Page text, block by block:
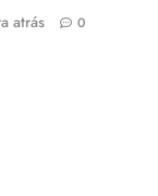
atrás 0